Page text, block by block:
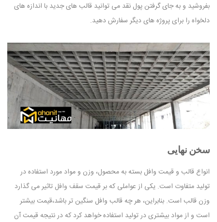
بفروشید و به جای گرفتن پول نقد می توانید قالب های جدید با اندازه های
دلخواه را برای پروژه های دیگر سفارش دهید.
سخن نهایی
انواع قالب و قیمت وافل بسته به محصول، وزن و مواد مورد استفاده در
تولید متفاوت است. یکی از عواملی که بر قیمت سقف وافل تاثیر می گذارد
وزن قالب است. بنابراین، هر چه قالب وافل سنگین تر باشد،قیمت بیشتر
است و از مواد بیشتری در تولید استفاده خواهد کرد که در نتیجه قیمت آن